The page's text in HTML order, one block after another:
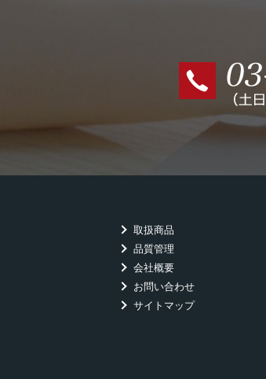
取扱商品
品質管理
会社概要
お問い合わせ
サイトマップ